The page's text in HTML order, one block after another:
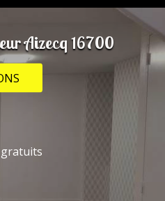
Aizecq 16700